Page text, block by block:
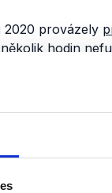
2020 provázely
hodin
změnilo v
si řidiči, kteří při
úhrady. „